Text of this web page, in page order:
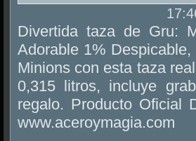
Divertida taza de Gru:
Adorable 1%
Minions con esta taza
0,315 litros, incluye
regalo. Producto Oficial
www.aceroymagia.com